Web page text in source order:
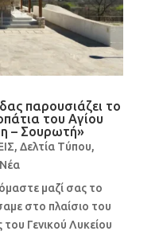
παρουσιάζει το
του Αγίου
– Σουρωτή»
,Δελτία Τύπου,
μαζί σας το
στο πλαίσιο του
Γενικού Λυκείου